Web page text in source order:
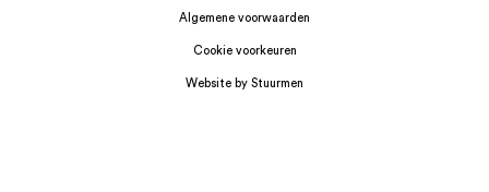
Algemene voorwaarden
Cookie voorkeuren
Website by Stuurmen